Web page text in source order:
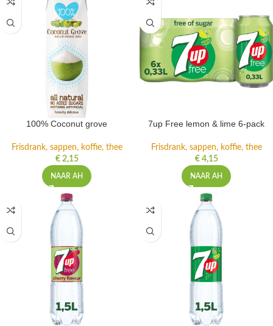
100% Coconut grove
Frisdrank, sappen, koffie, thee
€2,15
NAAR AH
7up Free lemon & lime 6-pack
Frisdrank, sappen, koffie, thee
€4,15
NAAR AH